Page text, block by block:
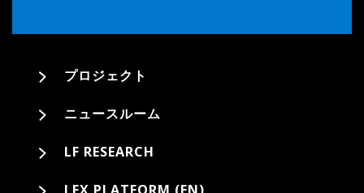
プロジェクト
ニュースルーム
LF RESEARCH